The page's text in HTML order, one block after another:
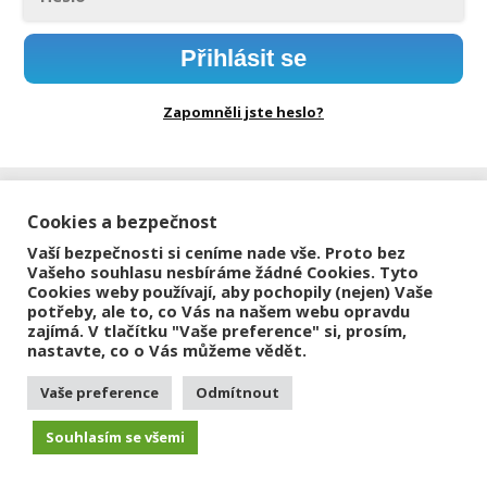
Přihlásit se
Zapomněli jste heslo?
Cookies a bezpečnost
Vaší bezpečnosti si ceníme nade vše. Proto bez
Vašeho souhlasu nesbíráme žádné Cookies. Tyto
Cookies weby používají, aby pochopily (nejen) Vaše
potřeby, ale to, co Vás na našem webu opravdu
zajímá. V tlačítku "Vaše preference" si, prosím,
nastavte, co o Vás můžeme vědět.
Vaše preference Odmítnout
Souhlasím se všemi